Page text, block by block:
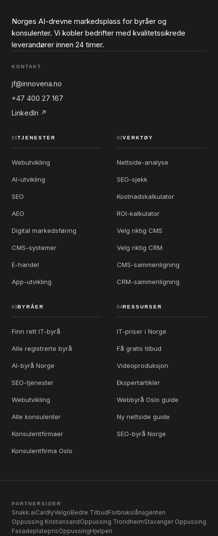
Norges AI-drevne markedsplass for byråer og
konsulenter. Vi kobler bedrifter med kvalitetssikrede
leverandører innen 24 timer.
KONTAKT
jf@innovena.no
+47 400 27 167
LinkedIn ↗
01TJENESTER
Webutvikling
AI-utvikling
SEO
AEO
Digital markedsføring
CMS-systemer
E-handel
App-utvikling
02VERKTØY
Nettside-analyse
SEO-sjekk
Kostnadskalkulator
ROI-kalkulator
Velg riktig CMS
Velg riktig CRM
CMS-sammenligning
CRM-sammenligning
03 BYRÅER
Finn rett IT-byrå
Alle registrerte byrå
AI-byrå Norge
SEO-tjenester
Webutvikling
Alle konsulenter
Konsulentfirmaer
Konsulentfirma Oslo
04RESSURSER
IT-priser i Norge
Få gratis tilbud
Videoproduksjon
Ekspertartikler
Webbyrå Oslo guide
Ny nettside guide
SEO-byrå Norge
PARTNERSIDER
Snakk.aiCardlyVelgoBedre TilbudForbrukslånagenten
Oppussing KristiansandOppussing TrondheimStavanger Oppussing
FasadeplateprisOppussingHjelpen